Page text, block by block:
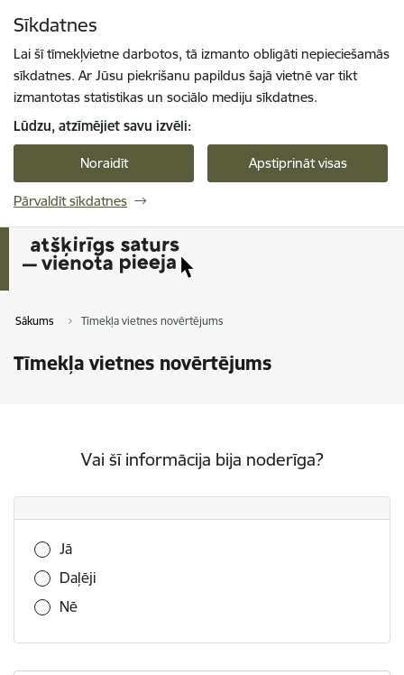
Sīkdatnes
Lai šī tīmekļvietne darbotos, tā izmanto obligāti nepieciešamās
sīkdatnes. Ar Jūsu piekrišanu papildus šajā vietnē var tikt
izmantotas statistikas un sociālo mediju sīkdatnes.
Lūdzu, atzīmējiet savu izvēli:
Noraidīt Apstiprināt visas
Pārvaldīt sīkdatnes
Sākums Tīmekļa vietnes novērtējums
Tīmekļa vietnes novērtējums
Vai šī informācija bija noderīga?
Vai šī informācija bija noderīga?
Jā
Daļēji
Nē